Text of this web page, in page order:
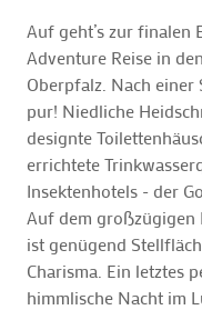
Auf geht’s zur finalen
Adventure Reise in
Oberpfalz. Nach
pur! Niedliche
designte
errichtete
Insektenhotels - der
Auf dem großzügigen
ist genügend
Charisma. Ein letztes
himmlische Nacht im